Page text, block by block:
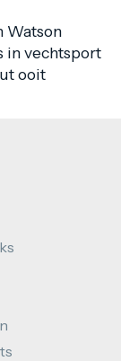
Watson
in vechtsport
ooit